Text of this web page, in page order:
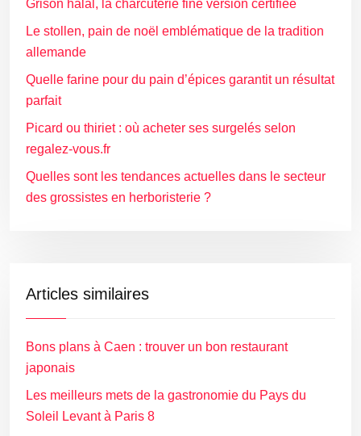
Grison halal, la charcuterie fine version certifiée
Le stollen, pain de noël emblématique de la tradition
allemande
Quelle farine pour du pain d’épices garantit un résultat
parfait
Picard ou thiriet : où acheter ses surgelés selon
regalez-vous.fr
Quelles sont les tendances actuelles dans le secteur
des grossistes en herboristerie ?
Articles similaires
Bons plans à Caen : trouver un bon restaurant
japonais
Les meilleurs mets de la gastronomie du Pays du
Soleil Levant à Paris 8